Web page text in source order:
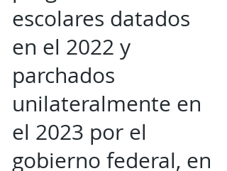
escolares datados
en el 2022 y
parchados
unilateralmente en
el 2023 por el
gobierno federal, en